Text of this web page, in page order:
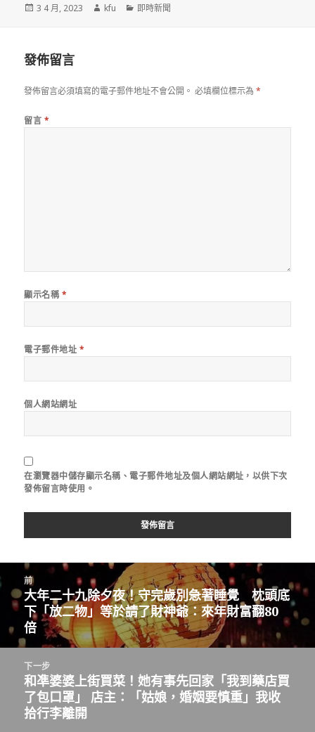
發
3 4 月, 2023
作
kfu
分
即時新聞
發佈留言
發佈留言必須填寫的電子郵件地址不會公開。 必填欄位標示為*
留言 *
顯示名稱 *
電子郵件地址 *
個人網站網址
在瀏覽器中儲存顯示名稱、電子郵件地址及個人網站網址，以供下次
發佈留言時使用。
章
前
上
一
篇
文
章：
大年二十九除夕夜！守完歲別急著睡覺 枕頭底
下「放二物」等於請了財神爺：來年財富翻80
倍
下一步
下
一
篇
和凖婆婆上街買菜！她有事先回家「我到藥店買
了包口罩」 店主：「姑娘，婚姻要慎重」我收
拾行李離開